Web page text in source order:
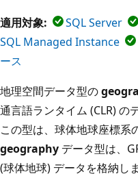
適用対象: SQL Server
SQL Managed Instance
ース
地理空間データ型の
通言語ランタイム (CLR) の
この型は、球体地球座標系
geography データ型は、
(球体地球) データを格納しま